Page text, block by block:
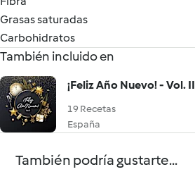
Grasas saturadas
Carbohidratos
También incluido en
¡Feliz Año Nuevo! - Vol. II
19 Recetas
España
También podría gustarte...